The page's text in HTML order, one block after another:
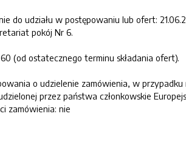
do udziału w postępowaniu lub ofert:
pokój Nr 6.
(od ostatecznego terminu składania ofert).
o udzielenie zamówienia, w
przez państwa członkowskie
zamówienia: nie